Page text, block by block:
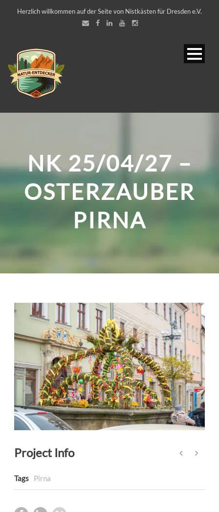
Herzlich willkommen auf der Seite von Nistkästen für Dresden e.V.
NK 25/04/27 –
OSTERZAUBER
PIRNA
Project Info
Tags Pirna